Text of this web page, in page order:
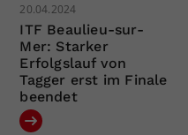
20.04.2024
ITF Beaulieu-sur-
Mer: Starker
Erfolgslauf von
Tagger erst im Finale
beendet